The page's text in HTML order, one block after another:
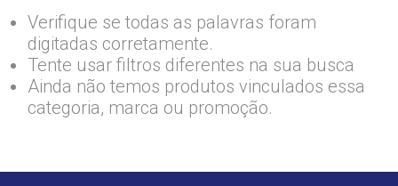
Verifique se todas as palavras foram
digitadas corretamente.
Tente usar filtros diferentes na sua busca
Ainda não temos produtos vinculados essa
categoria, marca ou promoção.